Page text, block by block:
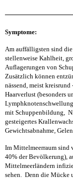
Symptome:
Am auffälligsten sind
stellenweise Kahlheit,
Auflagerungen von
Zusätzlich können
nässend, meist
Haarverlust (besonders
mit Schuppenbildung,
gesteigertes
Gewichtsabnahme,
Im Mittelmeerraum sind
40% der Bevölkerung),
Mittelmeerländern
sehen. Denn die Mücke